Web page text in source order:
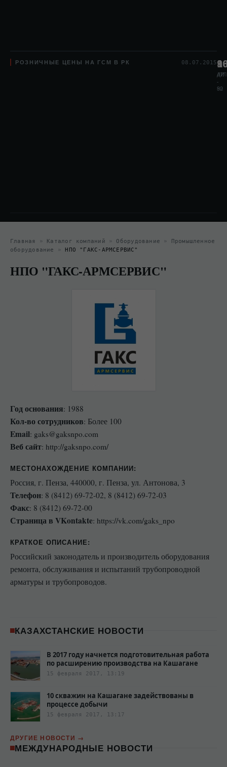
РОЗНИЧНЫЕ ЦЕНЫ НА ГСМ В РК 08.07.2015
АИ
-
80
АИ
-
92
ДТЛ
Главная » Каталог компаний » Оборудование » Промышленное
оборудование
» НПО "ГАКС-АРМСЕРВИС"
НПО "ГАКС-АРМСЕРВИС"
Год основания: 1988
Кол-во сотрудников: Более 100
Email: gaks@gaksnpo.com
Веб сайт: http://gaksnpo.com/
МЕСТОНАХОЖДЕНИЕ КОМПАНИИ:
Россия, г. Пенза, 440000, г. Пенза, ул. Антонова, 3
Телефон: 8 (8412) 69-72-02, 8 (8412) 69-72-03
Факс: 8 (8412) 69-72-00
Страница в VKontakte: https://vk.com/gaks_npo
КРАТКОЕ ОПИСАНИЕ:
Российский законодатель и производитель оборудования
ремонта, обслуживания и испытаний трубопроводной
арматуры и трубопроводов.
КАЗАХСТАНСКИЕ НОВОСТИ
В 2017 году начнется подготовительная работа
по расширению производства на Кашагане
15 февраля 2017, 13:19
10 скважин на Кашагане задействованы в
процессе добычи
15 февраля 2017, 13:17
ДРУГИЕ НОВОСТИ
МЕЖДУНАРОДНЫЕ НОВОСТИ